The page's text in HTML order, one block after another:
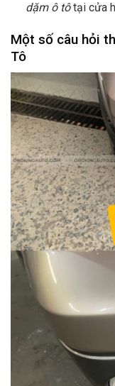
dặm ô tôtại cửa
Một số câu hỏi
Tô